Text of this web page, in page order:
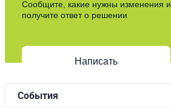
Сообщите, какие нужны изменения и
получите ответ о решении
Написать